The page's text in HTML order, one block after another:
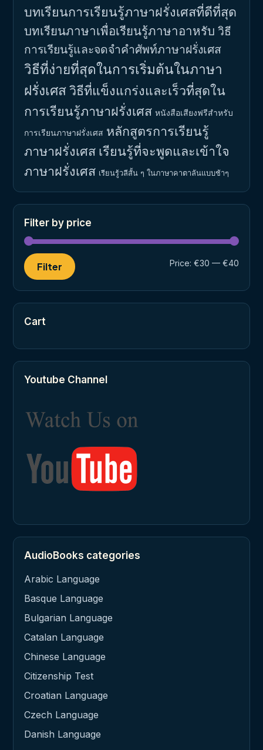
บทเรียนการเรียนรู้ภาษาฝรั่งเศสที่ดีที่สุด
บทเรียนภาษาเพื่อเรียนรู้ภาษาอาหรับ วิธี
การเรียนรู้และจดจำคำศัพท์ภาษาฝรั่งเศส
วิธีที่ง่ายที่สุดในการเริ่มต้นในภาษา
ฝรั่งเศสวิธีที่แข็งแกร่งและเร็วที่สุดใน
การเรียนรู้ภาษาฝรั่งเศส หนังสือเสียงฟรีสำหรับ
การเรียนภาษาฝรั่งเศส หลักสูตรการเรียนรู้
ภาษาฝรั่งเศส เรียนรู้ที่จะพูดและเข้าใจ
ภาษาฝรั่งเศส เรียนรู้วลีสั้น ๆ ในภาษาคาตาลันแบบช้าๆ
Filter by price
Filter Price: €30 — €40
Cart
Youtube Channel
AudioBooks categories
Arabic Language
Basque Language
Bulgarian Language
Catalan Language
Chinese Language
Citizenship Test
Croatian Language
Czech Language
Danish Language